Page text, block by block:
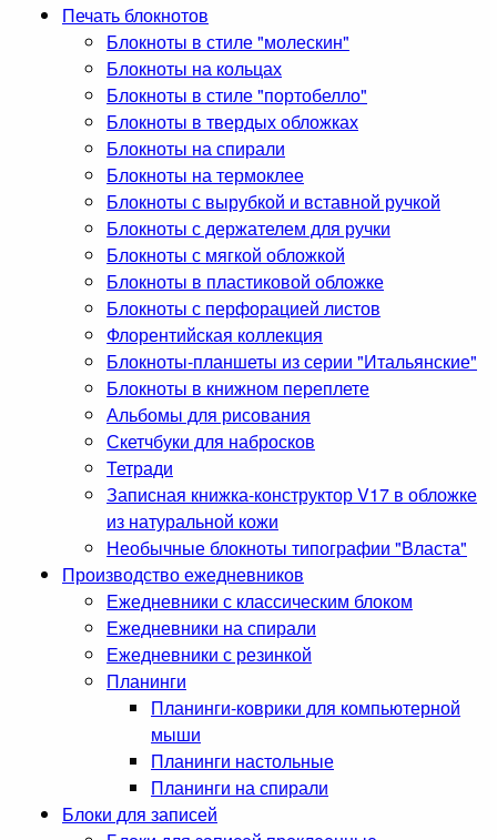
Печать блокнотов
Блокноты в стиле "молескин"
Блокноты на кольцах
Блокноты в стиле "портобелло"
Блокноты в твердых обложках
Блокноты на спирали
Блокноты на термоклее
Блокноты с вырубкой и вставной ручкой
Блокноты с держателем для ручки
Блокноты с мягкой обложкой
Блокноты в пластиковой обложке
Блокноты с перфорацией листов
Флорентийская коллекция
Блокноты-планшеты из серии "Итальянские"
Блокноты в книжном переплете
Альбомы для рисования
Скетчбуки для набросков
Тетради
Записная книжка-конструктор V17 в обложке
из натуральной кожи
Необычные блокноты типографии "Власта"
Производство ежедневников
Ежедневники с классическим блоком
Ежедневники на спирали
Ежедневники с резинкой
Планинги
Планинги-коврики для компьютерной
мыши
Планинги настольные
Планинги на спирали
Блоки для записей